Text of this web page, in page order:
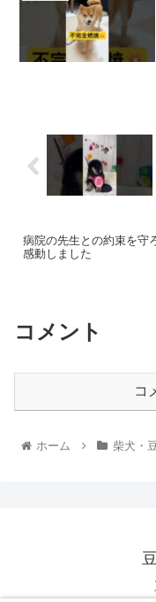
病院の先生との約束を守
感動しました
コメント
コ
ホーム 柴犬・